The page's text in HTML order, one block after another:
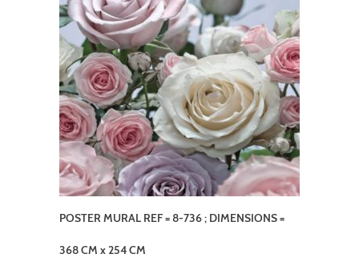
POSTER MURAL REF = 8-736 ; DIMENSIONS =
368 CM x 254 CM